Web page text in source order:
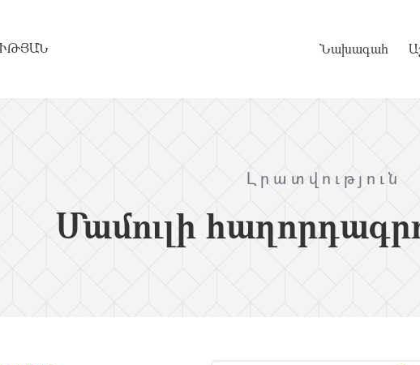
Նախագահ
Լրատվություն
Մամուլի